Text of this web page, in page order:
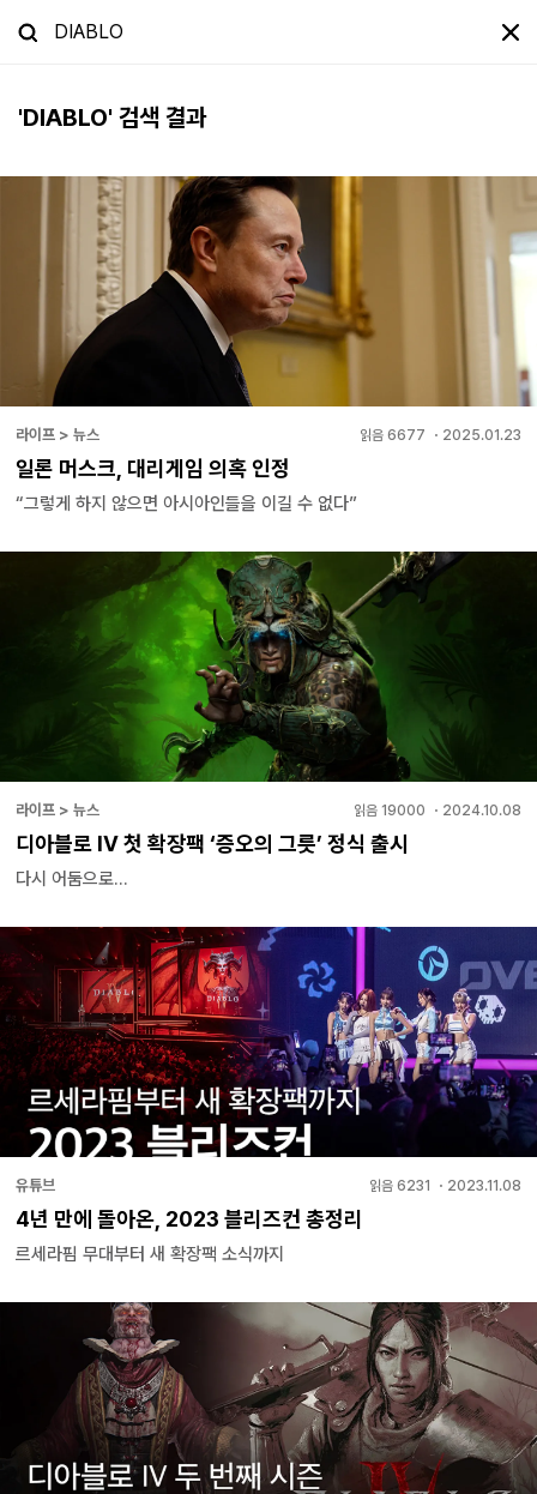
'DIABLO' 검색 결과
라이프 > 뉴스 읽음 6677 ・ 2025.01.23
일론 머스크, 대리게임 의혹 인정
“그렇게 하지 않으면 아시아인들을 이길 수 없다”
라이프 > 뉴스 읽음 19000 ・ 2024.10.08
디아블로 IV 첫 확장팩 ‘증오의 그릇’ 정식 출시
다시 어둠으로...
유튜브 읽음 6231 ・ 2023.11.08
4년 만에 돌아온, 2023 블리즈컨 총정리
르세라핌 무대부터 새 확장팩 소식까지